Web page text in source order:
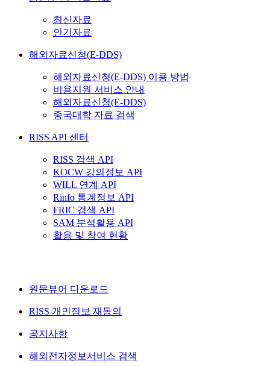
최신자료
인기자료
해외자료신청(E-DDS)
해외자료신청(E-DDS) 이용 방법
비용지원 서비스 안내
해외자료신청(E-DDS)
중국대학 자료 검색
RISS API 센터
RISS 검색 API
KOCW 강의정보 API
WILL 연계 API
Rinfo 통계정보 API
FRIC 검색 API
SAM 분석활용 API
활용 및 참여 현황
원문뷰어 다운로드
RISS 개인정보 재동의
공지사항
해외전자정보서비스 검색